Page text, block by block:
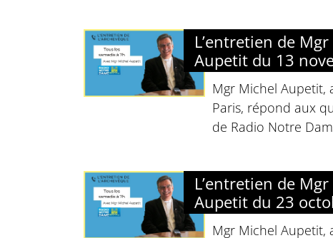
L’entretien de
Aupetit du 13
Mgr Michel Aupetit,
Paris, répond aux
de Radio Notre
L’entretien de
Aupetit du 23
Mgr Michel Aupetit,